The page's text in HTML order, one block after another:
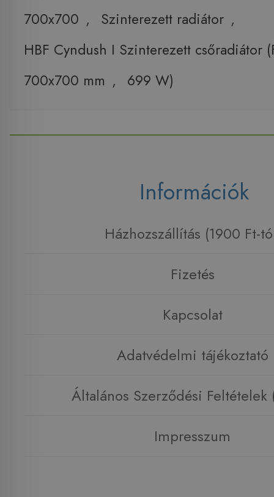
700x700 , Szinterezett radiátor ,
HBF Cyndush I Szinterezett csőradiátor
700x700 mm , 699 W)
Információk
Házhozszállítás (1900 Ft-
Fizetés
Kapcsolat
Adatvédelmi tájékoztató
Általános Szerződési Feltételek
Impresszum